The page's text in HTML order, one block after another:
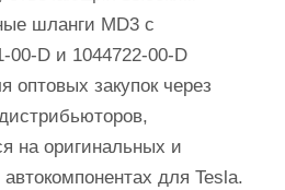
шланги MD3 с
00-D и 1044722-00-D
оптовых закупок через
на оригинальных и
для Tesla.